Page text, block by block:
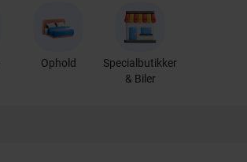
Ophold
Specialbutikker
& Biler